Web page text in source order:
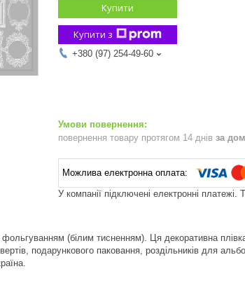
Купити
Купити з
+380 (97) 254-49-60
повернення товару протягом 14 днів за
У компанії підключені електронні
(білим тисненням). Ця декоративна
подарункового паковання, роздільників для